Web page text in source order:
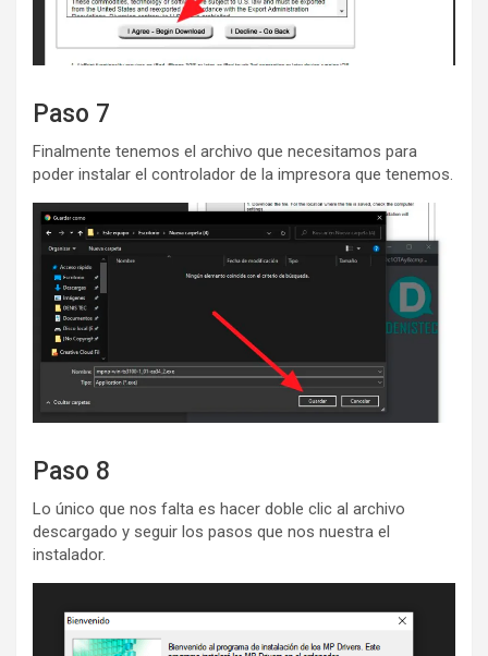
Paso 7
Finalmente tenemos el archivo que necesitamos para
poder instalar el controlador de la impresora que tenemos.
Paso 8
Lo único que nos falta es hacer doble clic al archivo
descargado y seguir los pasos que nos nuestra el
instalador.